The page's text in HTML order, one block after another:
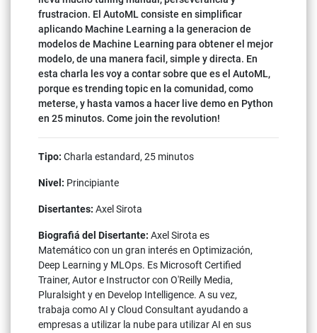
frustracion. El AutoML consiste en simplificar
aplicando Machine Learning a la generacion de
modelos de Machine Learning para obtener el mejor
modelo, de una manera facil, simple y directa. En
esta charla les voy a contar sobre que es el AutoML,
porque es trending topic en la comunidad, como
meterse, y hasta vamos a hacer live demo en Python
en 25 minutos. Come join the revolution!
Tipo: Charla estandard, 25 minutos
Nivel: Principiante
Disertantes: Axel Sirota
Biografiá del Disertante: Axel Sirota es
Matemático con un gran interés en Optimización,
Deep Learning y MLOps. Es Microsoft Certified
Trainer, Autor e Instructor con O'Reilly Media,
Pluralsight y en Develop Intelligence. A su vez,
trabaja como AI y Cloud Consultant ayudando a
empresas a utilizar la nube para utilizar AI en sus